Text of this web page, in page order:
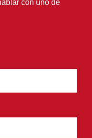
con uno de